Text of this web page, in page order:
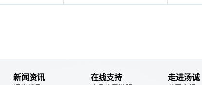
新闻资讯 在线支持 走进汤诚